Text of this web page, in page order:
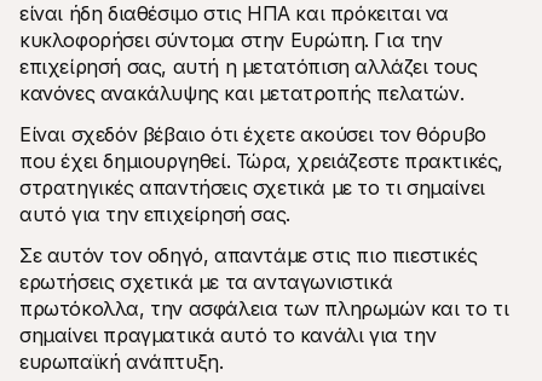
Τεχνικοί πόροι
Πύλη προγραμματιστών
Ανακαλύψτε πόρους και ενημερώσεις για
προγραμματιστές
Βιβλιοθήκες
Ενσωματώστε το Mollie με έτοιμες βιβλιοθήκες
Κοινότητα Discord
Ελάτε στην κοινότητα των προγραμματιστών μας
Σχετικά με την Mollie
Τιμολόγηση
Δείτε τις τιμές μας
Σχετικά με εμάς
Μάθετε περισσότερα για την
ιστορία και τις αξίες μας
Νέα
Διαβάστε τα τελευταία νέα της
Mollie
Καριέρες
είναι ήδη διαθέσιμο στις ΗΠΑ και πρόκειται να
κυκλοφορήσει σύντομα στην Ευρώπη. Για την
επιχείρησή σας, αυτή η μετατόπιση αλλάζει τους
κανόνες ανακάλυψης και μετατροπής πελατών.
Είναι σχεδόν βέβαιο ότι έχετε ακούσει τον θόρυβο
που έχει δημιουργηθεί. Τώρα, χρειάζεστε πρακτικές,
στρατηγικές απαντήσεις σχετικά με το τι σημαίνει
αυτό για την επιχείρησή σας.
Σε αυτόν τον οδηγό, απαντάμε στις πιο πιεστικές
ερωτήσεις σχετικά με τα ανταγωνιστικά
πρωτόκολλα, την ασφάλεια των πληρωμών και το τι
σημαίνει πραγματικά αυτό το κανάλι για την
ευρωπαϊκή ανάπτυξη.